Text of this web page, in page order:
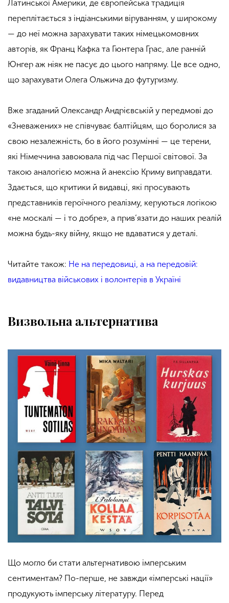
Латинської Америки, де європейська традиція
переплітається з індіанськими віруванням, у широкому
— до неї можна зарахувати таких німецькомовних
авторів, як Франц Кафка та Гюнтера Грас, але ранній
Юнгер аж ніяк не пасує до цього напряму. Це все одно,
що зарахувати Олега Ольжича до футуризму.
Вже згаданий Олександр Андрієвській у передмові до
«Зневажених» не співчуває балтійцям, що боролися за
свою незалежність, бо в його розумінні — це терени,
які Німеччина завоювала під час Першої світової. За
такою аналогією можна й анексію Криму виправдати.
Здається, що критики й видавці, які просувають
представників героїчного реалізму, керуються логікою
«не москалі — і то добре», а прив’язати до наших реалій
можна будь-яку війну, якщо не вдаватися у деталі.
Читайте також: Не на передовиці, а на передовій:
видавництва військових і волонтерів в Україні
Визвольна альтернатива
Що могло би стати альтернативою імперським
сентиментам? По-перше, не завжди «імперські нації»
продукують імперську літературу. Перед